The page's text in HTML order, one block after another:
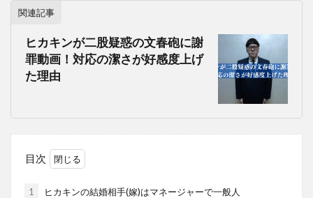
関連記事
ヒカキンが二股疑惑の文春砲に謝
罪動画！対応の潔さが好感度上げ
た理由
目次
1 ヒカキンの結婚相手(嫁)はマネージャーで一般人